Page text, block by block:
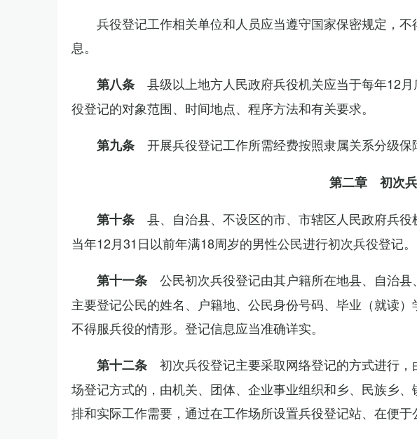
兵役登记工作相关单位和人员应当遵守国家保密规定，
息。
第八条 县级以上地方人民政府兵役机关应当于每年12
役登记的对象范围、时间地点、程序方法和有关要求。
第九条 开展兵役登记工作所需经费按照隶属关系分级保
第二章 初次
第十条 县、自治县、不设区的市、市辖区人民政府兵
当年12月31日以前年满18周岁的男性公民进行初次兵役登记。
第十一条 公民初次兵役登记由其户籍所在地县、自治
主要登记公民的姓名、户籍地、公民身份号码、毕业（就读）
不得服兵役的情形。登记信息应当准确详实。
第十二条 初次兵役登记主要采取网络登记的方式进行
场登记方式的，由机关、团体、企业事业组织和乡、民族乡
排和实际工作需要，通过在工作场所设置兵役登记站、在便于